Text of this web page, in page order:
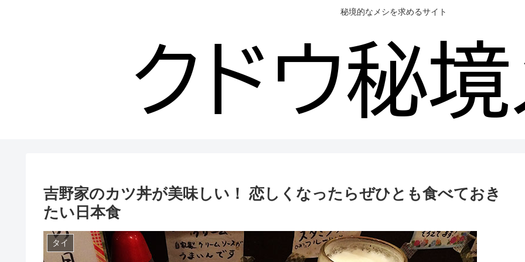
秘境的なメシを求めるサイト
吉野家のカツ丼が美味しい！ 恋しくなったらぜひとも食べておき
たい日本食
タイ